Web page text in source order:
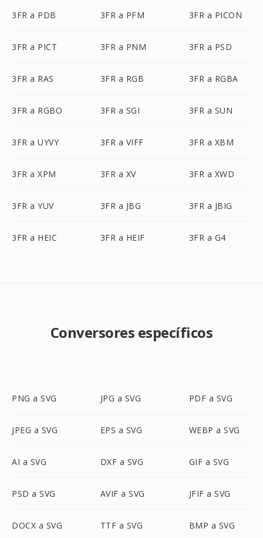
3FR a PDB 3FR a PFM 3FR a PICON
3FR a PICT 3FR a PNM 3FR a PSD
3FR a RAS 3FR a RGB 3FR a RGBA
3FR a RGBO 3FR a SGI 3FR a SUN
3FR a UYVY 3FR a VIFF 3FR a XBM
3FR a XPM 3FR a XV 3FR a XWD
3FR a YUV 3FR a JBG 3FR a JBIG
3FR a HEIC 3FR a HEIF 3FR a G4
Conversores específicos
PNG a SVG JPG a SVG PDF a SVG
JPEG a SVG EPS a SVG WEBP a SVG
AI a SVG DXF a SVG GIF a SVG
PSD a SVG AVIF a SVG JFIF a SVG
DOCX a SVG TTF a SVG BMP a SVG